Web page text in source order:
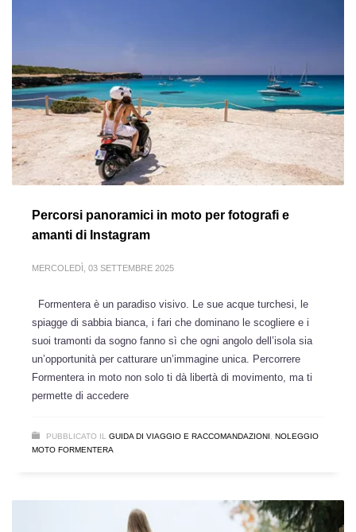
Percorsi panoramici in moto per fotografi e
amanti di Instagram
MERCOLEDÌ, 03 SETTEMBRE 2025
Formentera è un paradiso visivo. Le sue acque turchesi, le
spiagge di sabbia bianca, i fari che dominano le scogliere e i
suoi tramonti da sogno fanno sì che ogni angolo dell’isola sia
un’opportunità per catturare un’immagine unica. Percorrere
Formentera in moto non solo ti dà libertà di movimento, ma ti
permette di accedere
PUBBLICATO IL GUIDA DI VIAGGIO E RACCOMANDAZIONI, NOLEGGIO
MOTO FORMENTERA